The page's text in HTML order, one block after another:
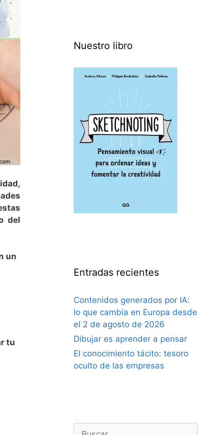
del
un
tu
Nuestro libro
Entradas recientes
Contenidos generados por IA:
lo que cambia en Europa desde
el 2 de agosto de 2026
Dibujar es aprender a pensar
El conocimiento tácito: tesoro
oculto de las empresas